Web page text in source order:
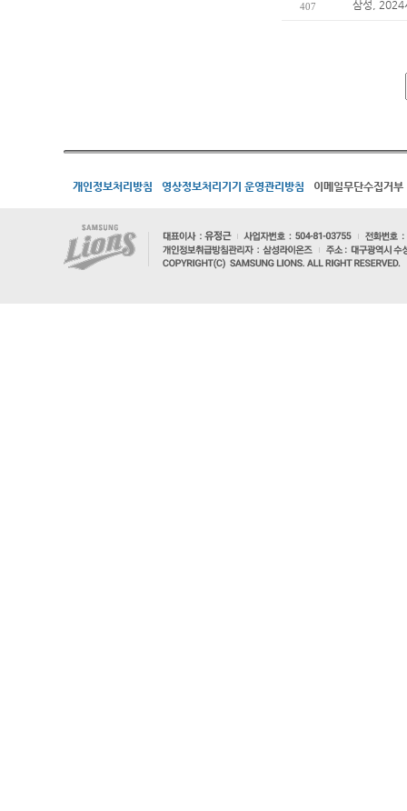
407 삼성, 2024
개인정보처리방침 영상정보처리기기 운영관리방침 이메일무단수집거부